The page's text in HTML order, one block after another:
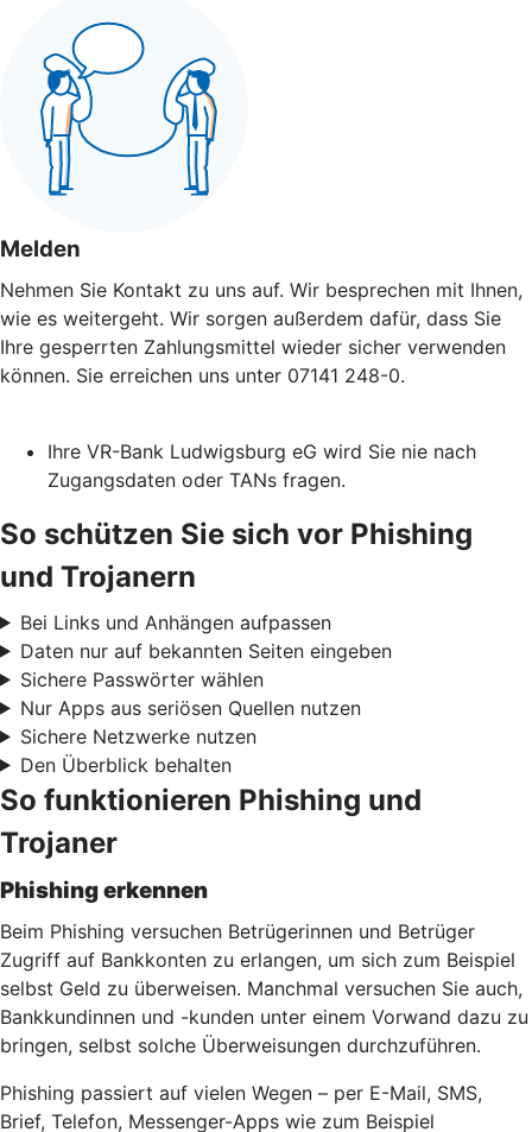
Melden
Nehmen Sie Kontakt zu uns auf. Wir besprechen mit Ihnen,
wie es weitergeht. Wir sorgen außerdem dafür, dass Sie
Ihre gesperrten Zahlungsmittel wieder sicher verwenden
können. Sie erreichen uns unter 07141 248-0.
Ihre VR-Bank Ludwigsburg eG wird Sie nie nach
Zugangsdaten oder TANs fragen.
So schützen Sie sich vor Phishing
und Trojanern
Bei Links und Anhängen aufpassen
Daten nur auf bekannten Seiten eingeben
Sichere Passwörter wählen
Nur Apps aus seriösen Quellen nutzen
Sichere Netzwerke nutzen
Den Überblick behalten
So funktionieren Phishing und
Trojaner
Phishing erkennen
Beim Phishing versuchen Betrügerinnen und Betrüger
Zugriff auf Bankkonten zu erlangen, um sich zum Beispiel
selbst Geld zu überweisen. Manchmal versuchen Sie auch,
Bankkundinnen und -kunden unter einem Vorwand dazu zu
bringen, selbst solche Überweisungen durchzuführen.
Phishing passiert auf vielen Wegen – per E-Mail, SMS,
Brief, Telefon, Messenger-Apps wie zum Beispiel